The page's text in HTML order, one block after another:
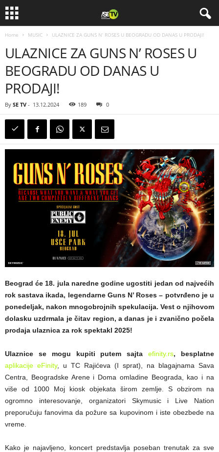
Home MUSIC ULAZNICE ZA GUNS N’ ROSES U BEOGRADU OD DANAS U PRODAJI!
ULAZNICE ZA GUNS N’ ROSES U
BEOGRADU OD DANAS U
PRODAJI!
By SE TV - 13.12.2024 189 0
Beograd će 18. jula naredne godine ugostiti jedan od najvećih
rok sastava ikada, legendarne Guns N’ Roses – potvrđeno je u
ponedeljak, nakon mnogobrojnih spekulacija. Vest o njihovom
dolasku uzdrmala je čitav region, a danas je i zvanično počela
prodaja ulaznica za rok spektakl 2025!
Ulaznice se mogu kupiti putem sajtaefinity.rs, besplatne
aplikacije eFinity, u TC Rajićeva (I sprat), na blagajnama Sava
Centra, Beogradske Arene i Doma omladine Beograda, kao i na
više od 1000 Moj kiosk objekata širom zemlje. S obzirom na
ogromno interesovanje, organizatori Skymusic i Live Nation
preporučuju fanovima da požure sa kupovinom i iste obezbede na
vreme.
Kako je najavljeno, koncert predstavlja poseban trenutak za sve